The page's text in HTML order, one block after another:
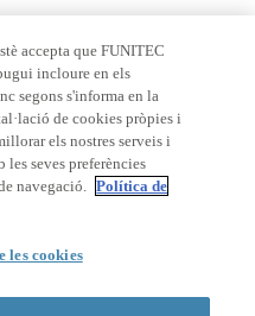
- URL |Avís legal
accepta que FUNITEC
incloure en els
segons s'informa en la
de cookies pròpies i
els nostres serveis i
seves preferències
navegació. Política de
les cookies